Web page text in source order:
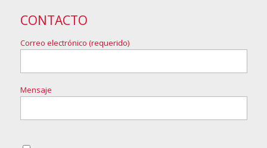
CONTACTO
Correo electrónico (requerido)
Mensaje